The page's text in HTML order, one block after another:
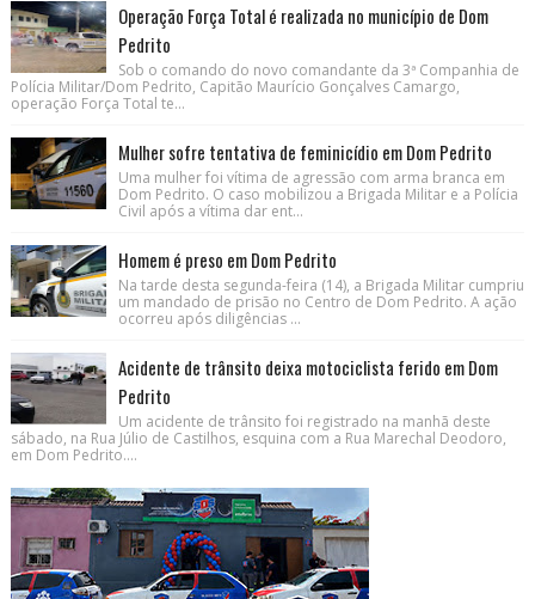
Operação Força Total é realizada no município de Dom
Pedrito
Sob o comando do novo comandante da 3ª Companhia de
Polícia Militar/Dom Pedrito, Capitão Maurício Gonçalves Camargo,
operação Força Total te...
Mulher sofre tentativa de feminicídio em Dom Pedrito
Uma mulher foi vítima de agressão com arma branca em
Dom Pedrito. O caso mobilizou a Brigada Militar e a Polícia
Civil após a vítima dar ent...
Homem é preso em Dom Pedrito
Na tarde desta segunda-feira (14), a Brigada Militar cumpriu
um mandado de prisão no Centro de Dom Pedrito. A ação
ocorreu após diligências ...
Acidente de trânsito deixa motociclista ferido em Dom
Pedrito
Um acidente de trânsito foi registrado na manhã deste
sábado, na Rua Júlio de Castilhos, esquina com a Rua Marechal Deodoro,
em Dom Pedrito....